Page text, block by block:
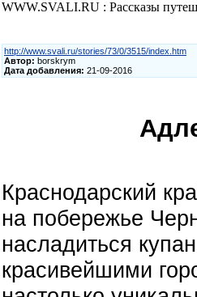
WWW.SVALI.RU : Рассказы
http://www.svali.ru/stories/73/0/3515/index.htm
Автор: borskrym
Дата добавления: 21-09-2016
Краснодарский
на побережье
насладиться
красивейшими